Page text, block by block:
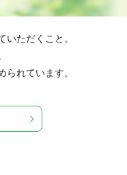
いただくこと。
れています。